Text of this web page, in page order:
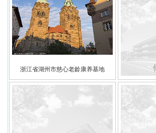
浙江省湖州市慈心老龄康养基地